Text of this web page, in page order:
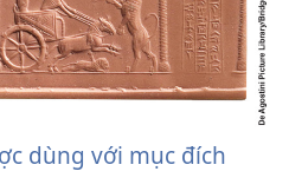
dùng với mục đích